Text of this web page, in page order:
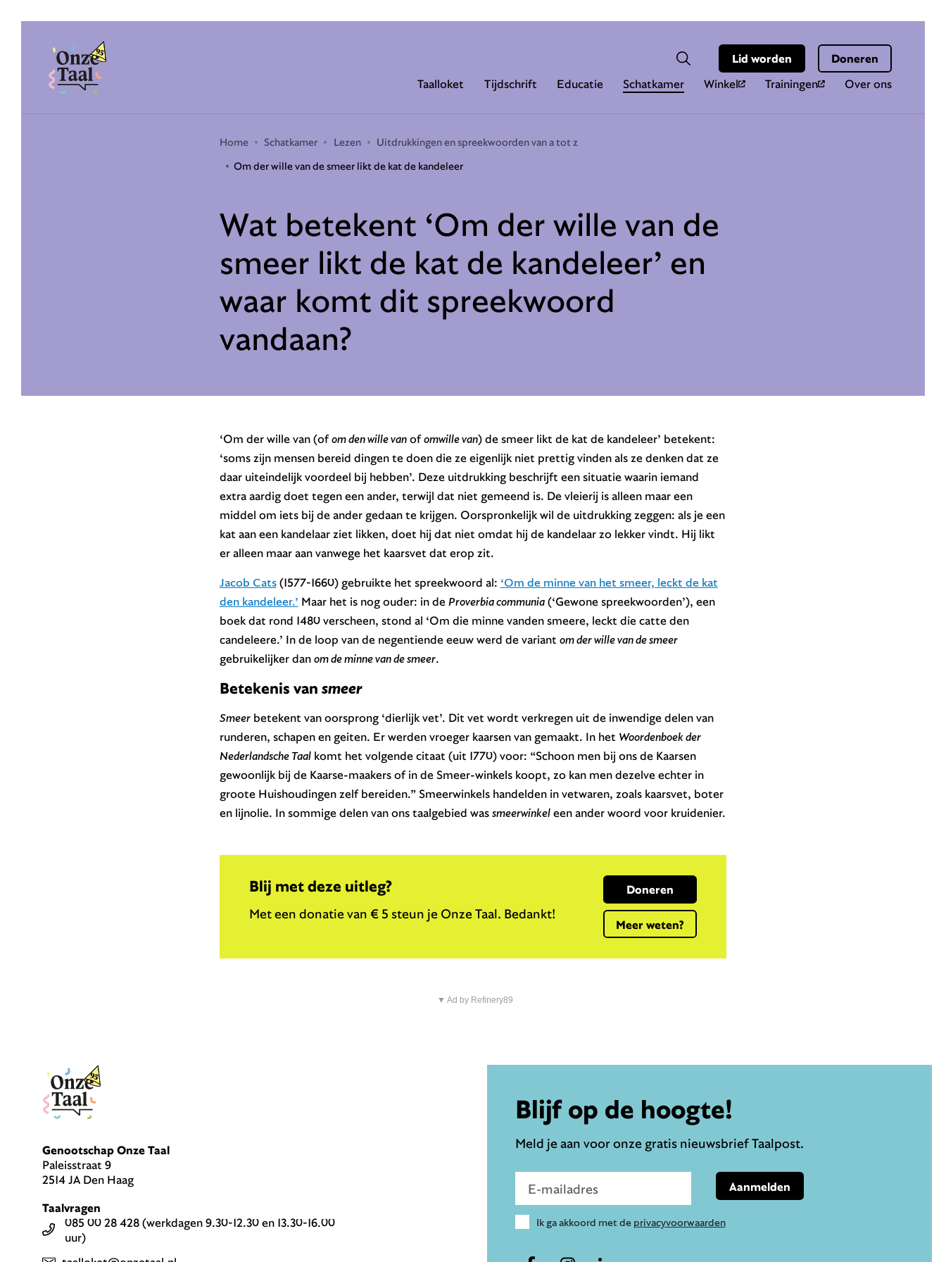
Onze Taal
Taalloket Tijdschrift Educatie Schatkamer Winkel Trainingen Over ons
Zoeken
ZoekveldLid worden Doneren
Home Schatkamer Lezen
Uitdrukkingen en spreekwoorden van a tot z
Om der wille van de smeer likt de kat de kandeleer
Wat betekent ‘Om der wille van de
smeer likt de kat de kandeleer’ en
waar komt dit spreekwoord
vandaan?
‘Om der wille van (ofom den wille vanofomwille van) de smeer likt de kat de kandeleer’ betekent:
‘soms zijn mensen bereid dingen te doen die ze eigenlijk niet prettig vinden als ze denken dat ze
daar uiteindelijk voordeel bij hebben’. Deze uitdrukking beschrijft een situatie waarin iemand
extra aardig doet tegen een ander, terwijl dat niet gemeend is. De vleierij is alleen maar een
middel om iets bij de ander gedaan te krijgen. Oorspronkelijk wil de uitdrukking zeggen: als je een
kat aan een kandelaar ziet likken, doet hij dat niet omdat hij de kandelaar zo lekker vindt. Hij likt
er alleen maar aan vanwege het kaarsvet dat erop zit.
Jacob Cats(1577-1660) gebruikte het spreekwoord al: ‘Om de minne van het smeer, leckt de kat
den kandeleer.’ Maar het is nog ouder: in de Proverbia communia(‘Gewone spreekwoorden’), een
boek dat rond 1480 verscheen, stond al ‘Om die minne vanden smeere, leckt die catte den
candeleere.’ In de loop van de negentiende eeuw werd de variant om der wille van de smeer
gebruikelijker danom de minne van de smeer.
Betekenis van smeer
Smeerbetekent van oorsprong ‘dierlijk vet’. Dit vet wordt verkregen uit de inwendige delen van
runderen, schapen en geiten. Er werden vroeger kaarsen van gemaakt. In het Woordenboek der
Nederlandsche Taalkomt het volgende citaat (uit 1770) voor: “Schoon men bij ons de Kaarsen
gewoonlijk bij de Kaarse-maakers of in de Smeer-winkels koopt, zo kan men dezelve echter in
groote Huishoudingen zelf bereiden.” Smeerwinkels handelden in vetwaren, zoals kaarsvet, boter
en lijnolie. In sommige delen van ons taalgebied wassmeerwinkeleen ander woord voor kruidenier.
Blij met deze uitleg?
Met een donatie van € 5 steun je Onze Taal. Bedankt!
Doneren
Meer weten?
▼ Ad by Refinery89
Genootschap Onze Taal
Paleisstraat 9
2514 JA Den Haag
Taalvragen
085 00 28 428 (werkdagen 9.30-12.30 en 13.30-16.00
uur)
Blijf op de hoogte!
Meld je aan voor onze gratis nieuwsbrief Taalpost.
Ik ga akkoord met de privacyvoorwaarden
Aanmelden